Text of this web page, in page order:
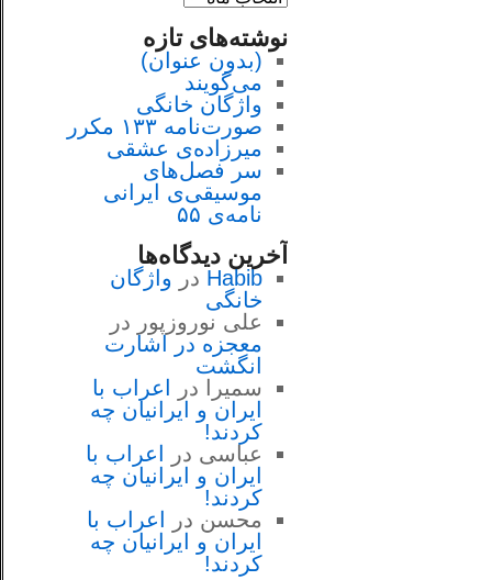
نوشته‌های تازه
(بدون عنوان)
می‌گویند
واژگان خانگی
صورت‌نامه ۱۳۳ مکرر
میرزاده‌ی عشقی
سر فصل‌هاى
موسيقى‌ی ايرانى
نامه‌ی ۵۵
آخرین دیدگاه‌ها
Habib در واژگان
خانگی
علی نوروزپور در
معجزه در اشارت
انگشت
سمیرا
در
اعراب با
ايران و ايرانيان چه
كردند!
عباسی در
اعراب با
ايران و ايرانيان چه
كردند!
محسن در
اعراب با
ايران و ايرانيان چه
كردند!